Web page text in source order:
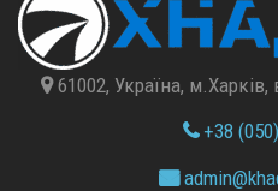
61002, Україна,
+38
admin@